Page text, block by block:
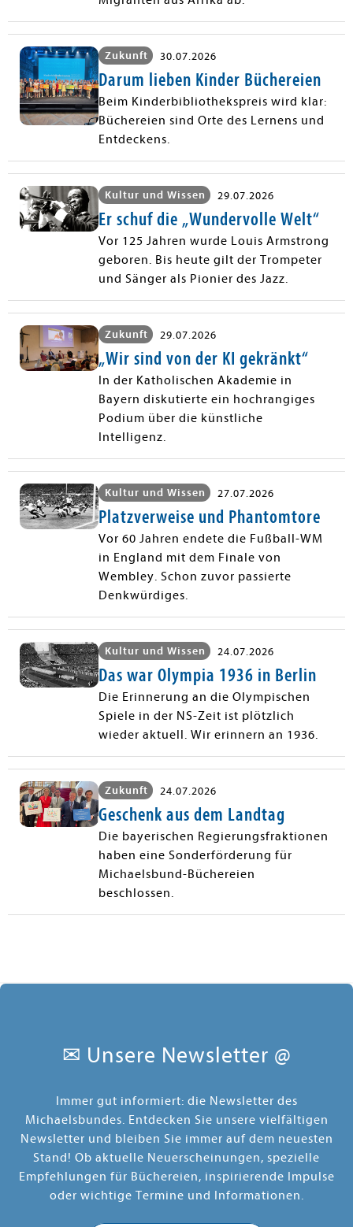
Zukunft 30.07.2026
Darum lieben Kinder Büchereien
Beim Kinderbibliothekspreis wird klar:
Büchereien sind Orte des Lernens und
Entdeckens.
Kultur und Wissen 29.07.2026
Er schuf die „Wundervolle Welt“
Vor 125 Jahren wurde Louis Armstrong
geboren. Bis heute gilt der Trompeter
und Sänger als Pionier des Jazz.
Zukunft 29.07.2026
„Wir sind von der KI gekränkt“
In der Katholischen Akademie in
Bayern diskutierte ein hochrangiges
Podium über die künstliche
Intelligenz.
Kultur und Wissen 27.07.2026
Platzverweise und Phantomtore
Vor 60 Jahren endete die Fußball-WM
in England mit dem Finale von
Wembley. Schon zuvor passierte
Denkwürdiges.
Kultur und Wissen 24.07.2026
Das war Olympia 1936 in Berlin
Die Erinnerung an die Olympischen
Spiele in der NS-Zeit ist plötzlich
wieder aktuell. Wir erinnern an 1936.
Zukunft 24.07.2026
Geschenk aus dem Landtag
Die bayerischen Regierungsfraktionen
haben eine Sonderförderung für
Michaelsbund-Büchereien
beschlossen.
✉ Unsere Newsletter @
Immer gut informiert: die Newsletter des
Michaelsbundes. Entdecken Sie unsere vielfältigen
Newsletter und bleiben Sie immer auf dem neuesten
Stand! Ob aktuelle Neuerscheinungen, spezielle
Empfehlungen für Büchereien, inspirierende Impulse
oder wichtige Termine und Informationen.